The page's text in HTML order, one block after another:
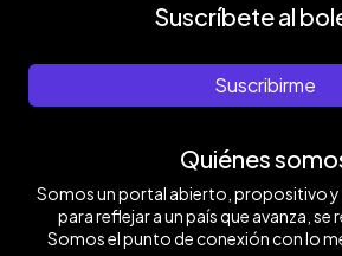
Suscríbete al
Suscribirme
Quiénes
Somos un portal abierto, propositivo
para reflejar a un país que avanza, se
Somos el punto de conexión con lo